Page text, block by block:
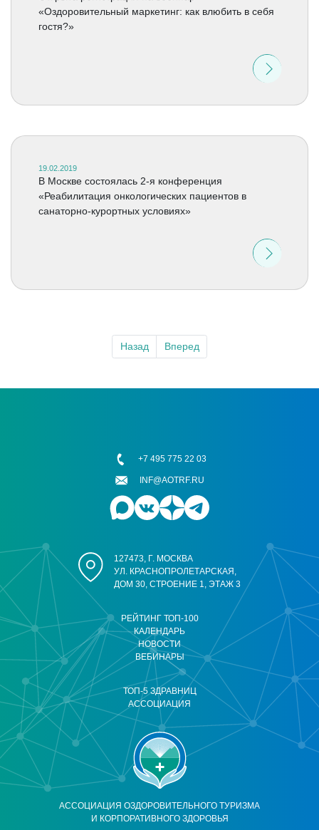
«Оздоровительный маркетинг: как влюбить в себя
гостя?»
19.02.2019
В Москве состоялась 2-я конференция
«Реабилитация онкологических пациентов в
санаторно-курортных условиях»
Назад Вперед
АССОЦИАЦИЯ ОЗДОРОВИТЕЛЬНОГО ТУРИЗМА
И КОРПОРАТИВНОГО ЗДОРОВЬЯ
РЕЙТИНГ ТОП-100
КАЛЕНДАРЬ
НОВОСТИ
ВЕБИНАРЫ
ТОП-5 ЗДРАВНИЦ
АССОЦИАЦИЯ
127473, Г. МОСКВА
УЛ. КРАСНОПРОЛЕТАРСКАЯ,
ДОМ 30, СТРОЕНИЕ 1, ЭТАЖ 3
+7 495 775 22 03
INF@AOTRF.RU